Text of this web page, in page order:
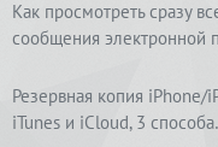
Как просмотреть сразу
сообщения электронной
Резервная копия
iTunes и iCloud, 3